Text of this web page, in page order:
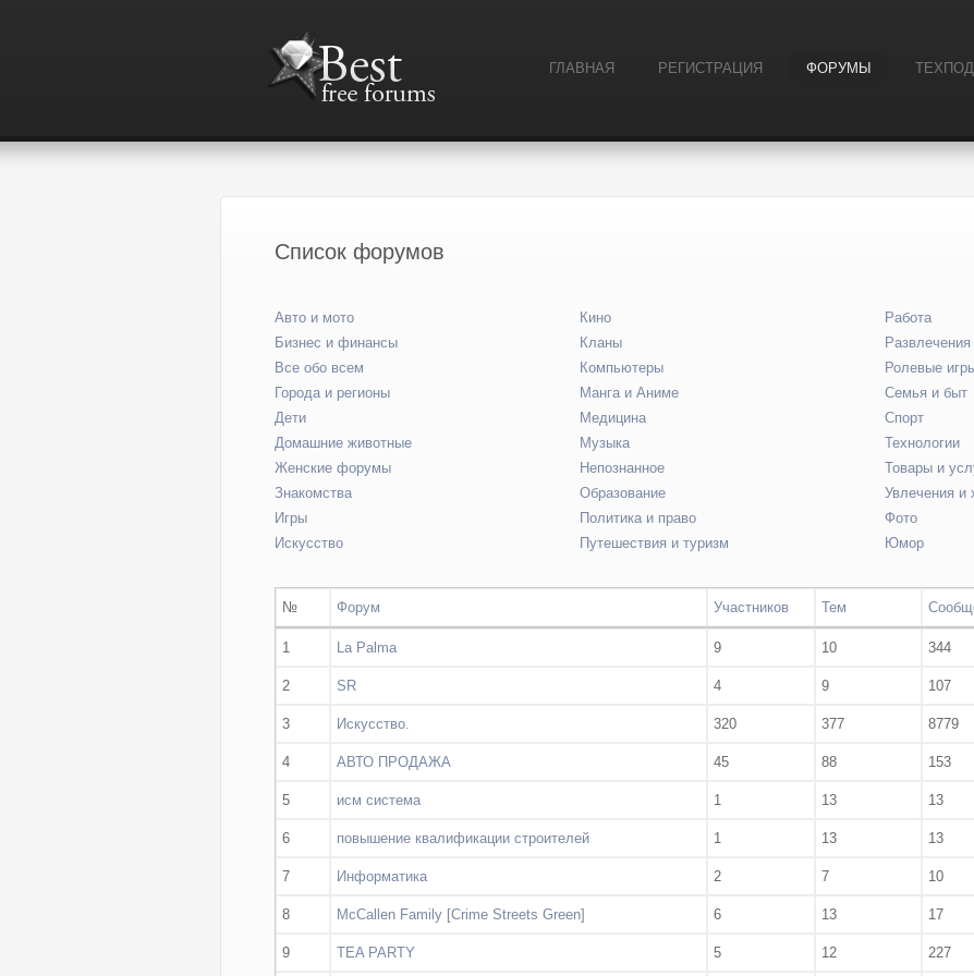
ГЛАВНАЯ РЕГИСТРАЦИЯ ФОРУМЫ
Список форумов
Авто и мото
Бизнес и финансы
Все обо всем
Города и регионы
Дети
Домашние животные
Женские форумы
Знакомства
Игры
Искусство
Кино
Кланы
Компьютеры
Манга и Аниме
Медицина
Музыка
Непознанное
Образование
Политика и право
Путешествия и туризм
Работа
Развлечения
Ролевые
Семья и быт
Спорт
Технологии
Товары и
Увлечения и
Фото
Юмор
№ Форум Участников Тем
1 La Palma 9 10 344
2 SR 4 9 107
3 Искусство. 320 377 8779
4 АВТО ПРОДАЖА 45 88 153
5 исм система 1 13 13
6 повышение квалификации строителей 1 13 13
7 Информатика 2 7 10
8 McCallen Family [Crime Streets Green] 6 13 17
9 TEA PARTY 5 12 227